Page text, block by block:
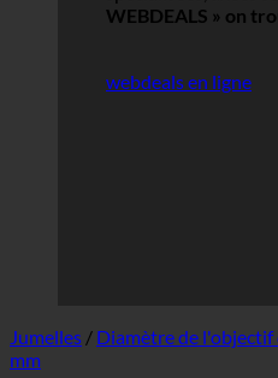
WEBDEALS » on
webdeals en ligne
Jumelles / Diamètre de l'objectif
mm